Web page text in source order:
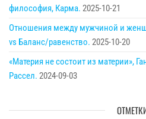
философия, Карма. 2025-10-21
Отношения между мужчиной и
vs Баланс/равенство. 2025-10-20
«Материя не состоит из материи»,
Рассел. 2024-09-03